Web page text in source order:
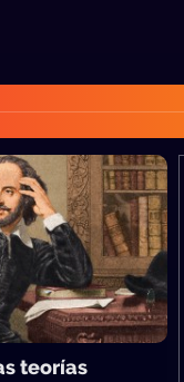
teorías